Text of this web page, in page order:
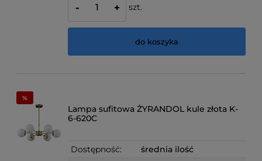
- + szt.
do koszyka
Lampa sufitowa ŻYRANDOL kule złota K-
6-620C
Dostępność: średnia ilość